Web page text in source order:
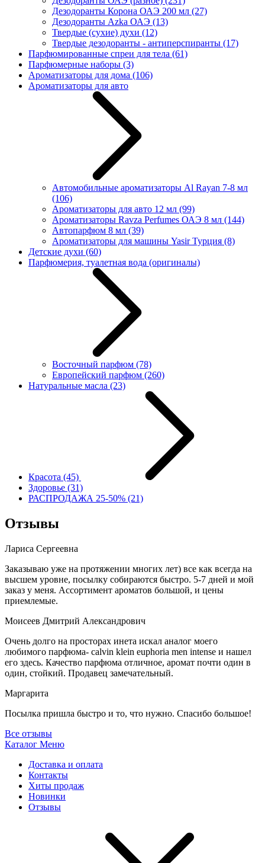
Дезодоранты Корона ОАЭ 200 мл (27)
Дезодоранты Azka ОАЭ (13)
Твердые (сухие) духи (12)
Твердые дезодоранты - антиперспиранты (17)
Парфюмированные спреи для тела (61)
Парфюмерные наборы (3)
Ароматизаторы для дома (106)
Ароматизаторы для авто
Автомобильные ароматизаторы Al Rayan 7-8 мл
(106)
Ароматизаторы для авто 12 мл (99)
Ароматизаторы Ravza Perfumes ОАЭ 8 мл (144)
Автопарфюм 8 мл (39)
Ароматизаторы для машины Yasir Турция (8)
Детские духи (60)
Парфюмерия, туалетная вода (оригиналы)
Восточный парфюм (78)
Европейский парфюм (260)
Натуральные масла (23)
Красота (45)
Здоровье (31)
РАСПРОДАЖА 25-50% (21)
Отзывы
Лариса Сергеевна
Заказываю уже на протяжении многих лет) все как всегда на
высшем уровне, посылку собираются быстро. 5-7 дней и мой
заказ у меня. Ассортимент ароматов большой, и цены
приемлемые.
Моисеев Дмитрий Александрович
Очень долго на просторах инета искал аналог моего
любимого парфюма- calvin klein euphoria men intense и нашел
его здесь. Качество парфюма отличное, аромат почти один в
один, стойкий. Продавец замечательный.
Маргарита
Посылка пришла быстро и то, что нужно. Спасибо большое!
Все отзывы
Каталог Меню
Доставка и оплата
Контакты
Хиты продаж
Новинки
Отзывы